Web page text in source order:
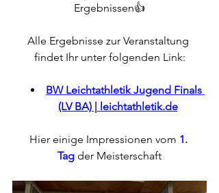
Ergebnissen👍
Alle Ergebnisse zur Veranstaltung
findet Ihr unter folgenden Link:
BW Leichtathletik Jugend Finals
(LV BA) | leichtathletik.de
Hier einige Impressionen vom 1.
Tag der Meisterschaft